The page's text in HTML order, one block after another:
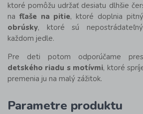
ktoré pomôžu udržať desiatu dlhšie
na fľaše na pitie, ktoré doplnia
obrúsky, ktoré sú
každom jedle.
Pre deti potom odporúčame
detského riadu s motívmi, ktoré
premenia ju na malý zážitok.
Parametre produktu